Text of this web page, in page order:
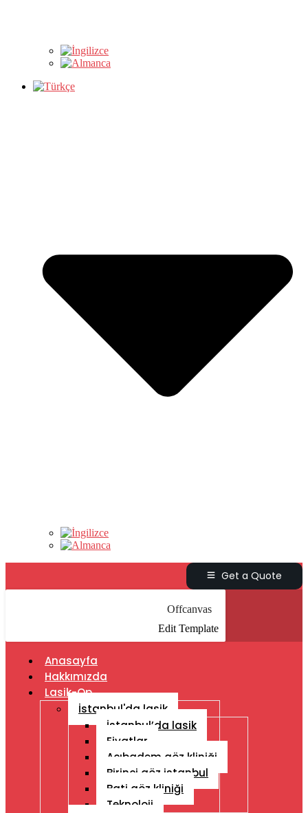
Get a Quote
Offcanvas
Edit Template
Anasayfa
Hakkımızda
Lasik-Op
İstanbul'da lasik
İstanbul’da lasik
Fiyatlar
Acıbadem göz kliniği
Birinci göz istanbul
Bati göz kliniği
Teknoloji